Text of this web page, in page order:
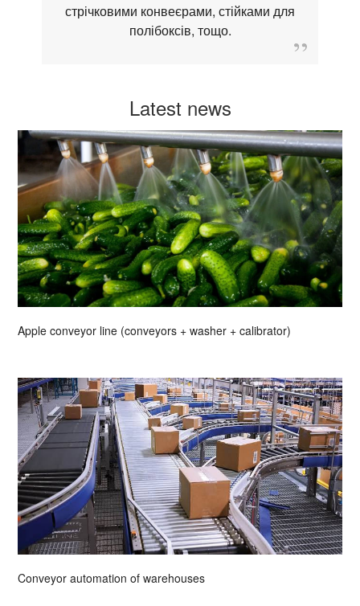
стрічковими конвеєрами, стійками для
полібоксів, тощо.
Latest news
Apple conveyor line (conveyors + washer + calibrator)
Conveyor automation of warehouses